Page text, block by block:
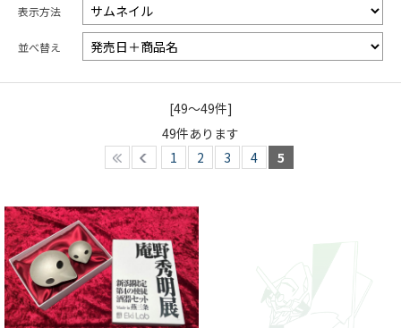
表示方法
並べ替え
[49～49件]
49件あります
1
2 3 4 5